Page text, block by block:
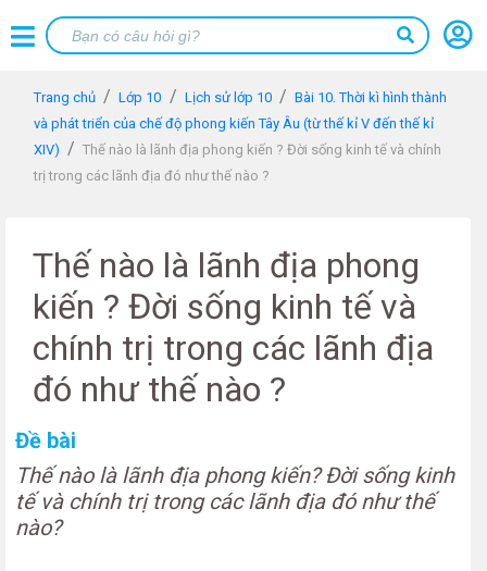
Trang chủ Lớp 10 Lịch sử lớp 10
Bài 10. Thời kì hình thành
và phát triển của chế độ phong kiến Tây Âu (từ thế kỉ V đến thế kỉ
XIV)
Thế nào là lãnh địa phong kiến ? Đời sống kinh tế và chính
trị trong các lãnh địa đó như thế nào ?
Thế nào là lãnh địa phong
kiến ? Đời sống kinh tế và
chính trị trong các lãnh địa
đó như thế nào ?
Đề bài
Thế nào là lãnh địa phong kiến? Đời sống kinh
tế và chính trị trong các lãnh địa đó như thế
nào?